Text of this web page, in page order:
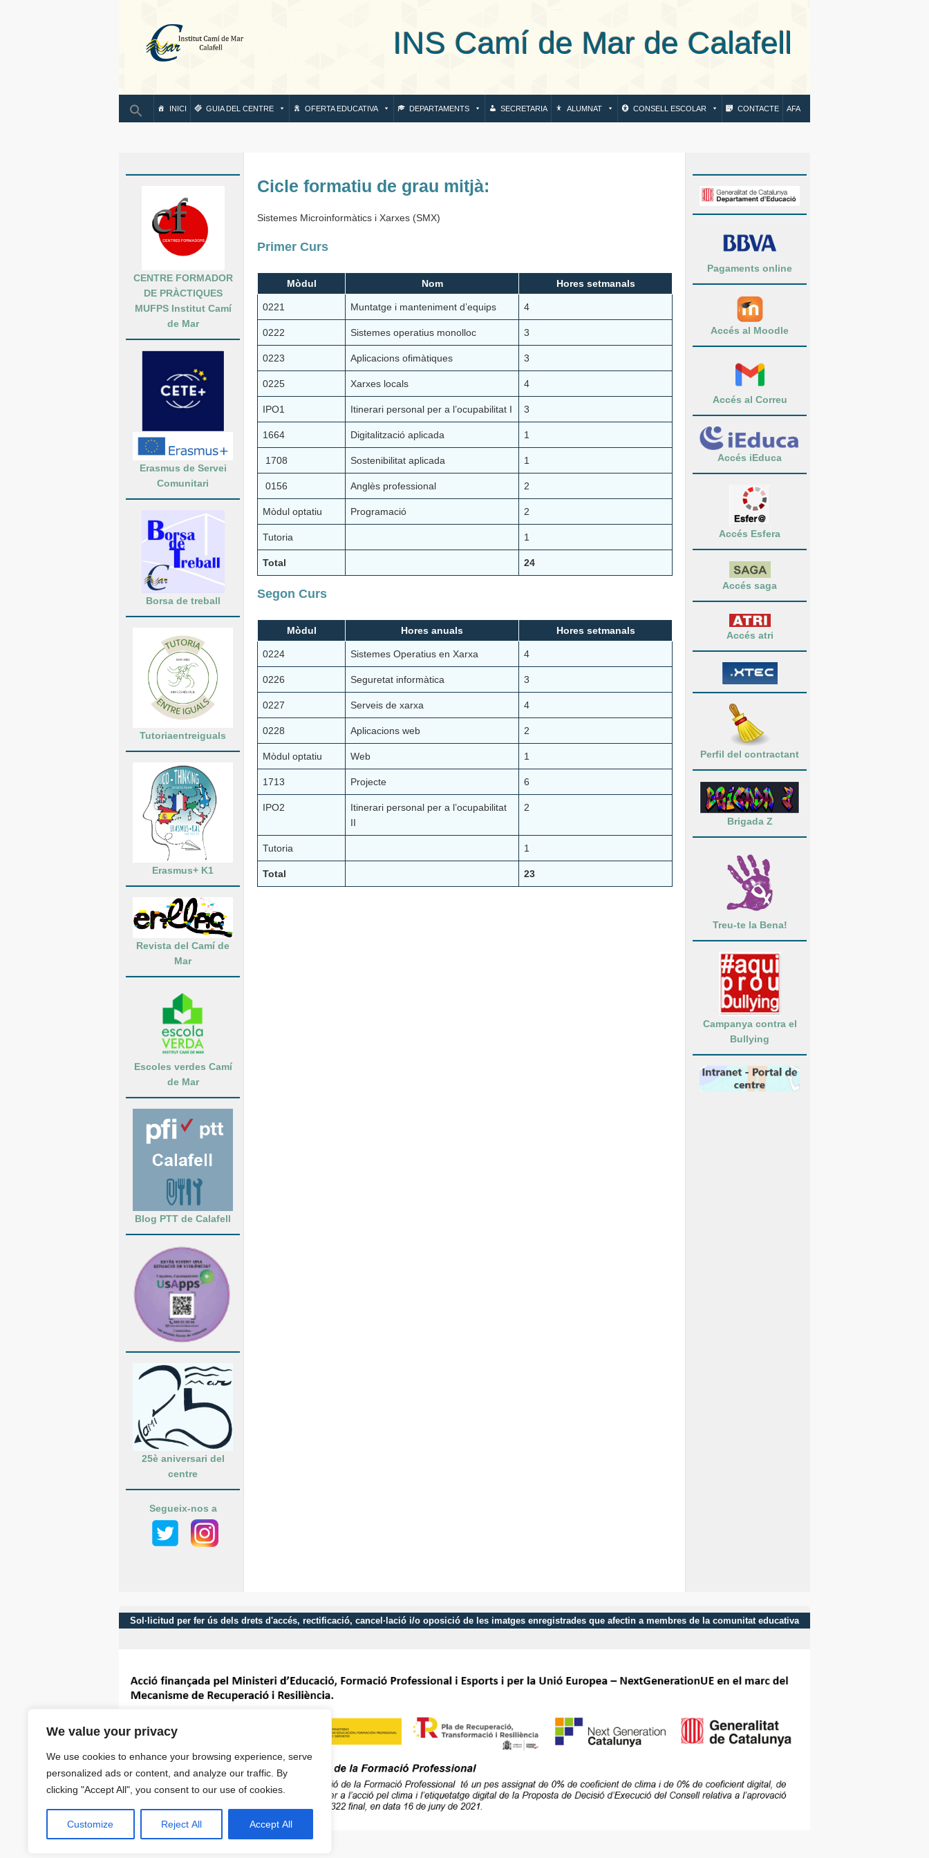
We value your privacy
We use cookies to enhance your browsing experience, serve
personalized ads or content, and analyze our traffic. By
clicking "Accept All", you consent to our use of cookies.
Customize Reject All Accept All
INS Camí de Mar de Calafell
INICI GUIA DEL CENTRE OFERTA EDUCATIVA DEPARTAMENTS SECRETARIA ALUMNAT CONSELL ESCOLAR CONTACTE AFA
CENTRE FORMADOR
DE PRÀCTIQUES
MUFPS Institut Camí
de Mar
Erasmus de Servei
Comunitari
Borsa de treball
Tutoriaentreiguals
Erasmus+ K1
Revista del Camí de
Mar
Escoles verdes Camí
de Mar
Blog PTT de Calafell
25è aniversari del
centre
Segueix-nos a
Cicle formatiu de grau mitjà:
Sistemes Microinformàtics i Xarxes (SMX)
Primer Curs
Mòdul Nom Hores setmanals
0221 Muntatge i manteniment d’equips 4
0222 Sistemes operatius monolloc 3
0223 Aplicacions ofimàtiques 3
0225 Xarxes locals 4
IPO1 Itinerari personal per a l’ocupabilitat I 3
1664 Digitalització aplicada 1
1708 Sostenibilitat aplicada 1
0156 Anglès professional 2
Mòdul optatiu Programació 2
Tutoria 1
Total 24
Segon Curs
Mòdul Hores anuals Hores setmanals
0224 Sistemes Operatius en Xarxa 4
0226 Seguretat informàtica 3
0227 Serveis de xarxa 4
0228 Aplicacions web 2
Mòdul optatiu Web 1
1713 Projecte 6
IPO2
Itinerari personal per a l’ocupabilitat
II
2
Tutoria 1
Total 23
Pagaments online
Accés al Moodle
Accés al Correu
Accés iEduca
Accés Esfera
Accés saga
Accés atri
Perfil del contractant
Brigada Z
Treu-te la Bena!
Campanya contra el
Bullying
Sol·licitud per fer ús dels drets d'accés, rectificació, cancel·lació i/o oposició de les imatges enregistrades que afectin a membres de la comunitat educativa